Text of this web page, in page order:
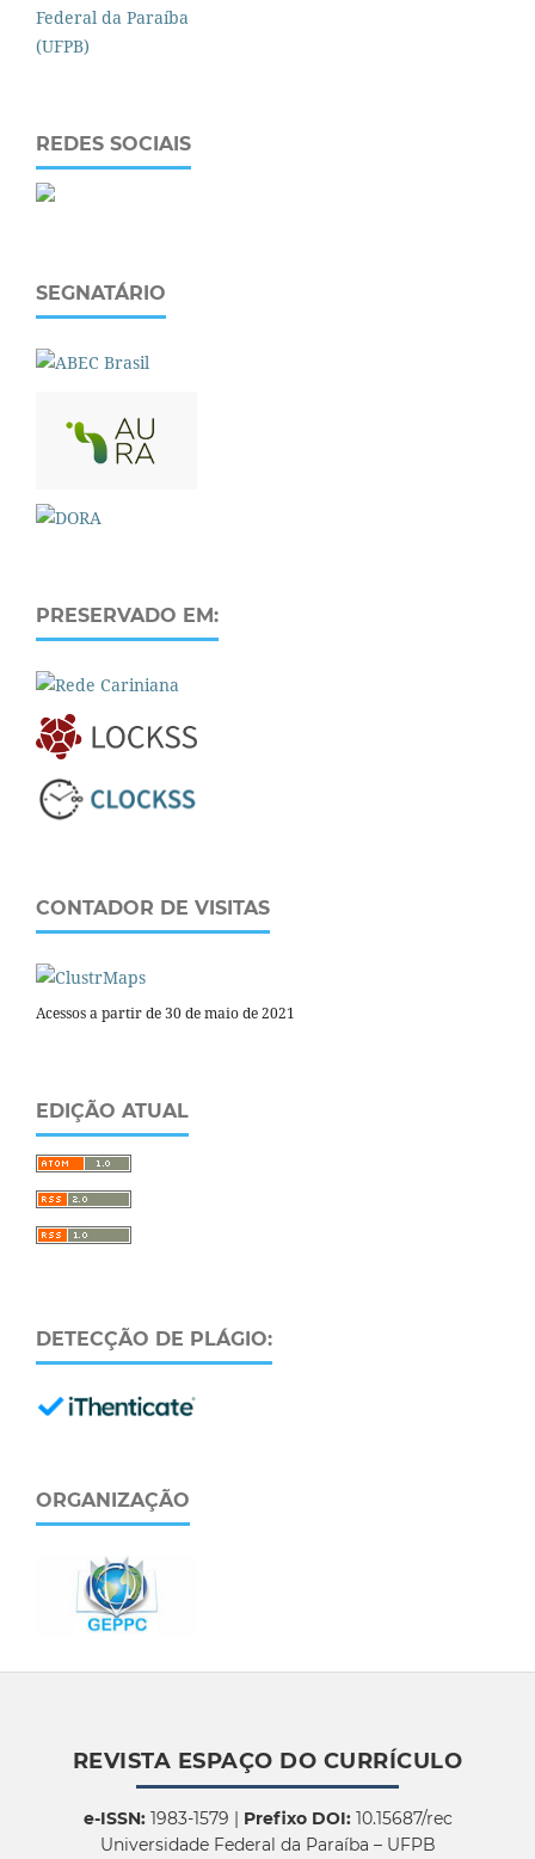
REDES SOCIAIS
SEGNATÁRIO
PRESERVADO EM:
CONTADOR DE VISITAS
Acessos a partir de 30 de maio de 2021
EDIÇÃO ATUAL
DETECÇÃO DE PLÁGIO:
ORGANIZAÇÃO
REVISTA ESPAÇO DO CURRÍCULO
e-ISSN:1983-1579 | Prefixo DOI:10.15687/rec
Universidade Federal da Paraíba – UFPB